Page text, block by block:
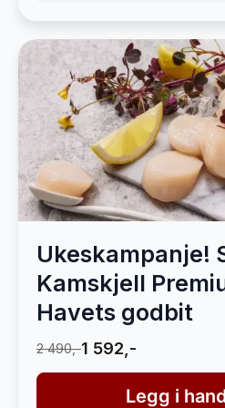
Ukeskampanje!
Kamskjell
Havets godbit
2 490,-1 592,-
Legg i